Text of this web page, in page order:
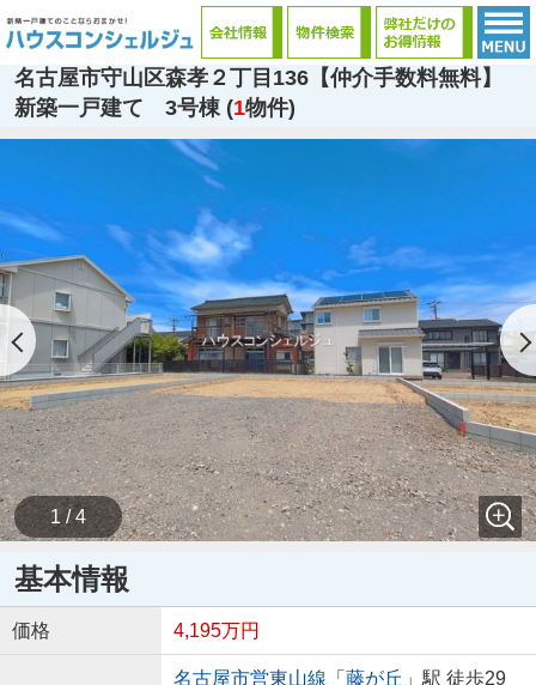
名古屋市守山区森孝２丁目136【仲介手数料無料】
新築一戸建て 3号棟 (1物件)
1 / 4
基本情報
価格 4,195万円
名古屋市営東山線 「 藤が丘 」駅 徒歩29